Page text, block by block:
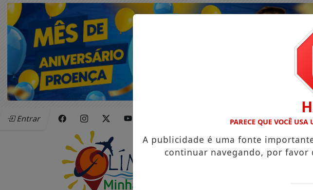
Entrar PARECE QUE VOCÊ
A publicidade é uma fonte
continuar navegando, por